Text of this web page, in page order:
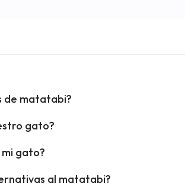
de matatabi?
gato?
gato?
al matatabi?